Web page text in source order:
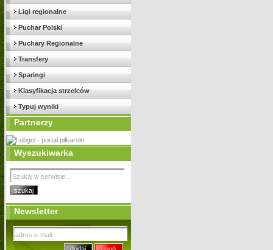
Ligi regionalne
Puchar Polski
Puchary Regionalne
Transfery
Sparingi
Klasyfikacja strzelców
Typuj wyniki
Partnerzy
Wyszukiwarka
Newsletter